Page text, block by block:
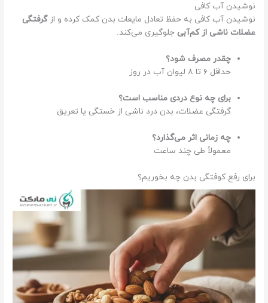
نوشیدن آب کافی
نوشیدن آب کافی به حفظ تعادل مایعات بدن کمک کرده و ازگرفتگی
عضلات ناشی از کم‌آبی جلوگیری می‌کند.
چقدر مصرف شود؟
حداقل ۶ تا ۸ لیوان آب در روز
برای چه نوع دردی مناسب است؟
گرفتگی عضلات، بدن درد ناشی از خستگی یا تعریق
چه زمانی اثر می‌گذارد؟
معمولاً طی چند ساعت
برای رفع کوفتگی بدن چه بخوریم؟